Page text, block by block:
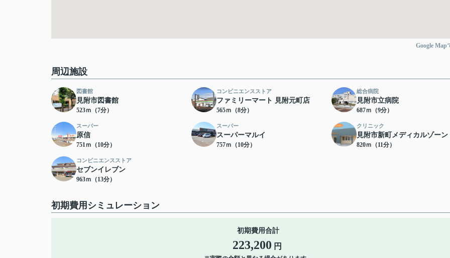
Google Map
周辺施設
図書館
見附市図書館
523ｍ（7分）
コンビニエンスストア
ファミリーマート 見附元町店
565ｍ（8分）
総合病院
見附市立病院
687ｍ（9分）
スーパー
原信
751ｍ（10分）
スーパー
スーパーマルイ
757ｍ（10分）
クリニック
見附市新町メディカルゾーン
820ｍ（11分）
コンビニエンスストア
セブンイレブン
963ｍ（13分）
初期費用シミュレーション
初期費用合計
223,200 円